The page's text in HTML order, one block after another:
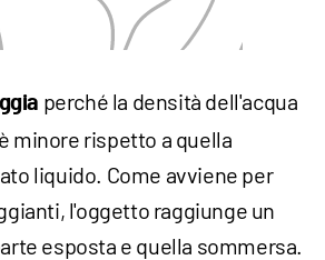
perché la densità dell'acqua
minore rispetto a quella
liquido. Come avviene per
l'oggetto raggiunge un
esposta e quella sommersa.